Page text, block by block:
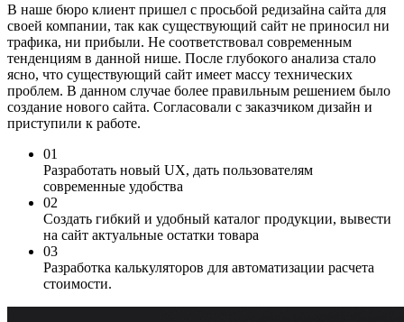
В наше бюро клиент пришел с просьбой редизайна сайта для
своей компании, так как существующий сайт не приносил ни
трафика, ни прибыли. Не соответствовал современным
тенденциям в данной нише. После глубокого анализа стало
ясно, что существующий сайт имеет массу технических
проблем. В данном случае более правильным решением было
создание нового сайта. Согласовали с заказчиком дизайн и
приступили к работе.
01
Разработать новый UX, дать пользователям
современные удобства
02
Создать гибкий и удобный каталог продукции, вывести
на сайт актуальные остатки товара
03
Разработка калькуляторов для автоматизации расчета
стоимости.